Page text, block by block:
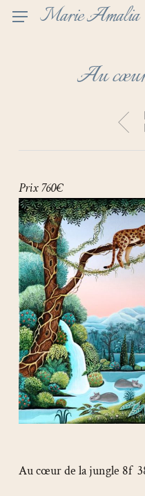
Skip
Marie Amalia
Au
Prix 760€
Au cœur de la jungle 8f